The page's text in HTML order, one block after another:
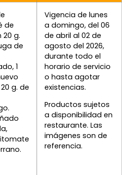
de
20 g.
de
1
g. de
Vigencia de lunes
a domingo, del 06
de abril al 02 de
agosto del 2026,
durante todo el
horario de servicio
o hasta agotar
existencias.
Productos sujetos
a disponibilidad en
restaurante. Las
imágenes son de
referencia.